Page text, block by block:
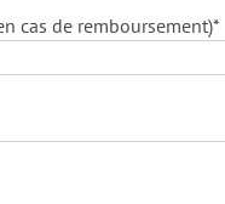
cas de remboursement)*